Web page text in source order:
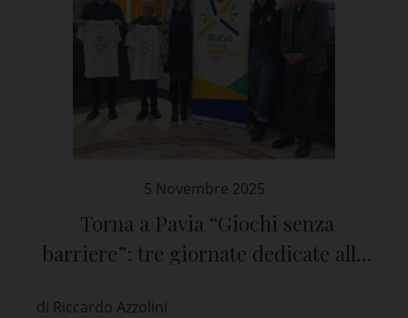
5 Novembre 2025
Torna a Pavia “Giochi senza
barriere”: tre giornate dedicate allo
di Riccardo Azzolini